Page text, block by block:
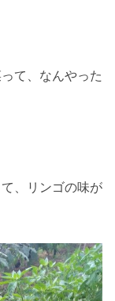
て、なんやった
、リンゴの味が